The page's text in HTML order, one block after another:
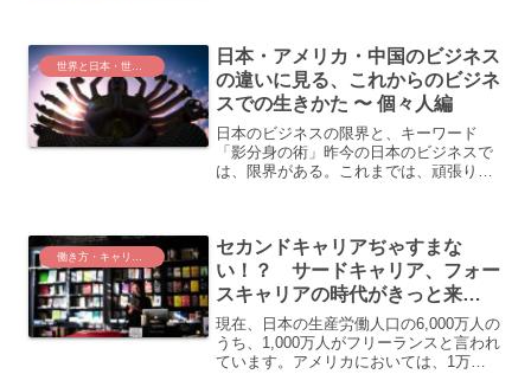
前に自...
世界と日本・世界の中の日本
日本・アメリカ・中国のビジネス
の違いに見る、これからのビジネ
スでの生きかた 〜 個々人編
日本のビジネスの限界と、キーワード
「影分身の術」昨今の日本のビジネスで
は、限界がある。これまでは、頑張り＝
ば、成果の出るビジネスモデ...
働き方・キャリアアップ
セカンドキャリアぢゃすまな
い！？ サードキャリア、フォー
スキャリアの時代がきっと来
る！！
現在、日本の生産労働人口の6,000万人の
うち、1,000万人がフリーランスと言われ
ています。アメリカにおいては、1万